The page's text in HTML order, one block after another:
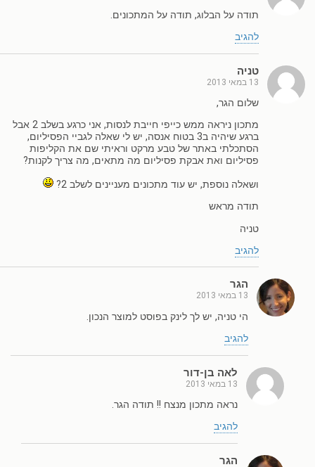
תודה על הבלוג, תודה על המתכונים.
להגיב
טניה
13 במאי 2013
שלום הגר,
מתכון ניראה ממש כייפי חייבת לנסות, אני כרגע בשלב 2 אבל
ברגע שיהיה ב3 בטוח אנסה, יש לי שאלה לגביי הפסיליום,
הסתכלתי באתר של טבע מרקט וראיתי שם את הקליפות
פסיליום ואת אבקת פסיליום מה מתאים, מה צריך לקנות?
ושאלה נוספת, יש עוד מתכונים מעניינים לשלב 2?
תודה מראש
טניה
להגיב
הגר
13 במאי 2013
הי טניה, יש לך לינק בפוסט למוצר הנכון.
להגיב
לאה בן-דור
13 במאי 2013
נראה מתכון מנצח !! תודה הגר.
להגיב
הגר